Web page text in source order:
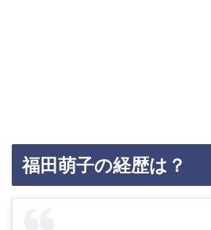
福田萌子の経歴は？